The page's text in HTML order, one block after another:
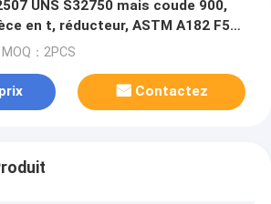
UNS S32750 mais coude 900,
en t, réducteur, ASTM A182 F53
garnitures de soudure
MOQ：2PCS
Contactez